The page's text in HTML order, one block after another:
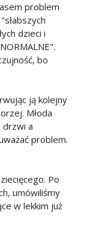
problem
dzieci i
bo
ją kolejny
Młoda
drzwi a
problem.
Po
umówiliśmy
w lekkim już